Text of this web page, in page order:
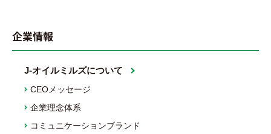
企業情報
J-オイルミルズについて
CEOメッセージ
企業理念体系
コミュニケーションブランド